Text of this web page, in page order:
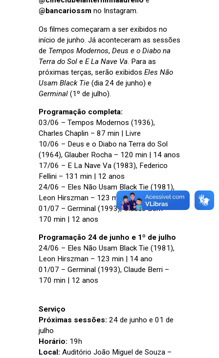
@bancariossm no Instagram.
Os filmes começaram a ser exibidos no
início de junho. Já aconteceram as sessões
de Tempos Modernos, Deus e o Diabo na
Terra do Sol e E La Nave Va. Para as
próximas terças, serão exibidos Eles Não
Usam Black Tie (dia 24 de junho) e
Germinal (1º de julho).
Programação completa:
03/06 – Tempos Modernos (1936),
Charles Chaplin – 87 min | Livre
10/06 – Deus e o Diabo na Terra do Sol
(1964), Glauber Rocha – 120 min | 14 anos
17/06 – E La Nave Va (1983), Federico
Fellini – 131 min | 12 anos
24/06 – Eles Não Usam Black Tie (1981),
Leon Hirszman – 123 min | 14 ano
01/07 – Germinal (1993), Claude Berri –
170 min | 12 anos
Programação 24 de junho e 1º de julho
24/06 – Eles Não Usam Black Tie (1981),
Leon Hirszman – 123 min | 14 ano
01/07 – Germinal (1993), Claude Berri –
170 min | 12 anos
Serviço
Próximas sessões: 24 de junho e 01 de
julho
Horário: 19h
Local: Auditório João Miguel de Souza –